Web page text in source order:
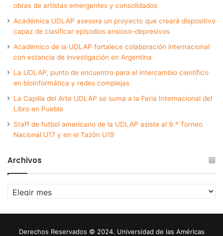
obras de artistas emergentes y consolidados
Académica UDLAP asesora un proyecto que creará dispositivo
capaz de clasificar episodios ansioso-depresivos
Académico de la UDLAP fortalece colaboración internacional
con estancia de investigación en Argentina
La UDLAP, punto de encuentro para el intercambio científico
en bioinformática y redes complejas
La Capilla del Arte UDLAP se suma a la Feria Internacional del
Libro en Puebla
Staff de futbol americano de la UDLAP asiste al 9.º Torneo
Nacional U17 y en el Tazón U19
Archivos
Archivos
Derechos Reservados © 2024. Universidad de las Américas